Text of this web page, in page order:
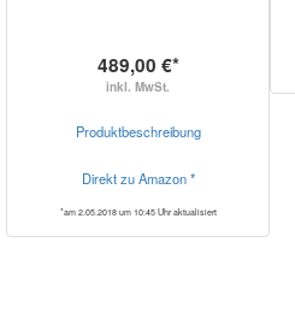
489,00 €*
inkl. MwSt.
Produktbeschreibung
Direkt zu Amazon *
*am 2.05.2018 um 10:45 Uhr aktualisiert